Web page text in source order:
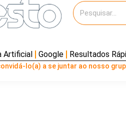
Artificial Google Resultados
lo(a) a se juntar ao nosso